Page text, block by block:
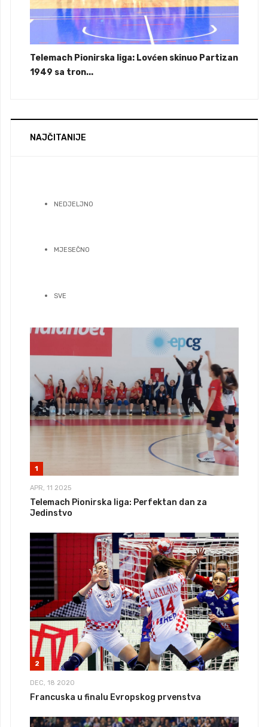
Telemach Pionirska liga: Lovćen skinuo Partizan
1949 sa tron...
NAJČITANIJE
NEDJELJNO
MJESEČNO
SVE
1
APR, 11 2025
Telemach Pionirska liga: Perfektan dan za
Jedinstvo
2
DEC, 18 2020
Francuska u finalu Evropskog prvenstva